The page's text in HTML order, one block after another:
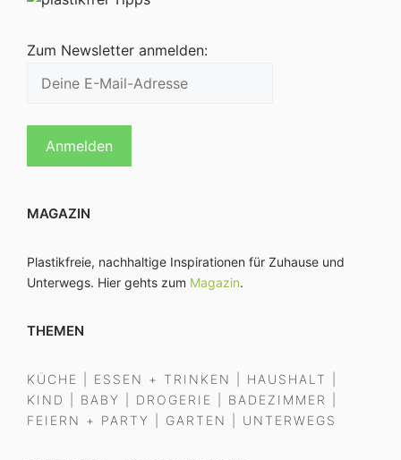
Zum Newsletter anmelden:
MAGAZIN
Plastikfreie, nachhaltige Inspirationen für Zuhause und
Unterwegs. Hier gehts zum Magazin.
THEMEN
KÜCHE ESSEN + TRINKEN HAUSHALT
KIND
BABY DROGERIE BADEZIMMER
FEIERN + PARTY
GARTEN UNTERWEGS